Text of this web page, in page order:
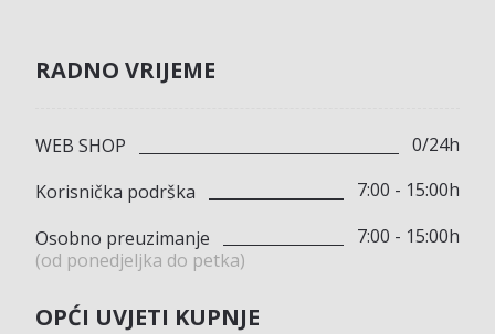
RADNO VRIJEME
WEB SHOP
0/24h
Korisnička podrška
7:00 - 15:00h
Osobno preuzimanje
(od ponedjeljka do petka)
7:00 - 15:00h
OPĆI UVJETI KUPNJE